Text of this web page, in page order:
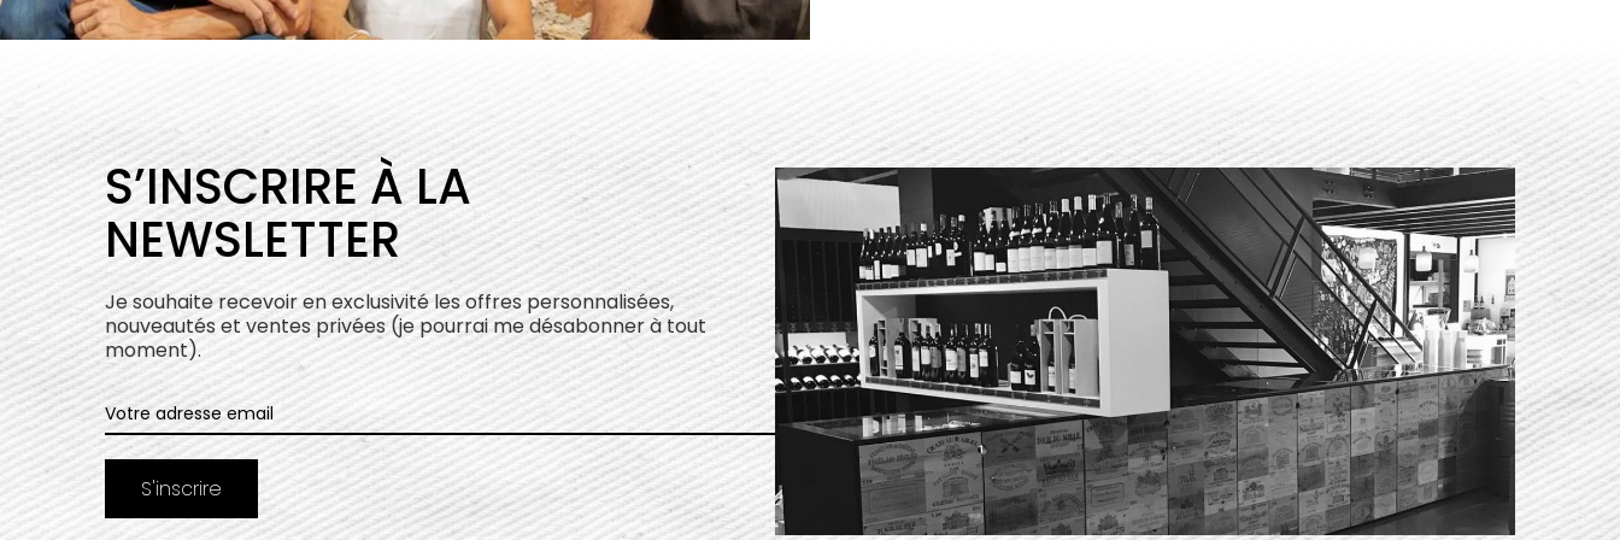
S’INSCRIRE À LA
NEWSLETTER
Je souhaite recevoir en exclusivité les offres personnalisées,
nouveautés et ventes privées (je pourrai me désabonner à tout
moment).